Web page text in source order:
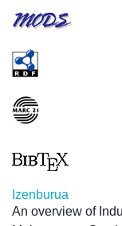
Izenburua
An overview of